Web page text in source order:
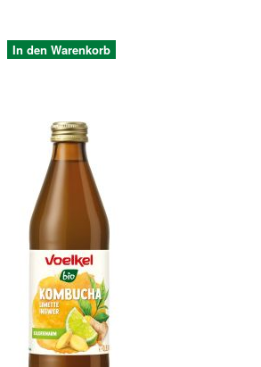
In den Warenkorb